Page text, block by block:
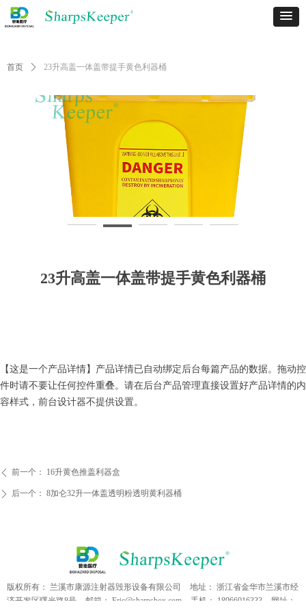
首页 ꄲ 23升高盖一体盖带提手黄色利器桶
23升高盖一体盖带提手黄色利器桶
ꄴ 前一个： 16升黄色推盖利器盒
ꄲ 后一个： 8加仑32升一体盖透明粉透明黄利器桶
【这是一个产品详情】产品详情已自动绑定后台每篇产品的数据。拖动控
件时请不要让任何控件重叠。请在后台产品管理直接设置好产品详情的内
容样式，前台设计器不提供设置。
版权所有： 兰溪市康源注射器毁形设备有限公司 地址： 浙江省金华市兰溪市经
济开发区曙光路8号
邮箱： Eric@sharpsbox.com 手机： 18966016333
网址：